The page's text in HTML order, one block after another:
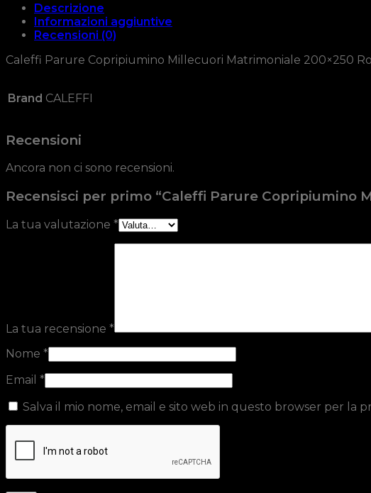
Due
federe
quantità
Descrizione
Informazioni aggiuntive
Recensioni (0)
Caleffi Parure Copripiumino Millecuori Matrimoniale 200×250
Brand CALEFFI
Recensioni
Ancora non ci sono recensioni.
Recensisci per primo “Caleffi Parure Copripiumino
La tua valutazione *
La tua recensione *
Nome *
Email *
Salva il mio nome, email e sito web in questo browser per la